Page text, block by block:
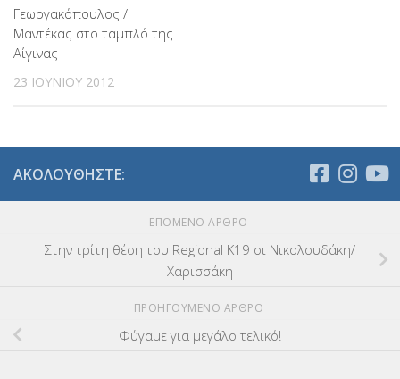
Γεωργακόπουλος /
Μαντέκας στο ταμπλό της
Αίγινας
23 ΙΟΥΝΊΟΥ 2012
ΑΚΟΛΟΥΘΉΣΤΕ:
ΕΠΌΜΕΝΟ ΆΡΘΡΟ
Στην τρίτη θέση του Regional K19 οι Νικολουδάκη/
Χαρισσάκη
ΠΡΟΗΓΟΎΜΕΝΟ ΆΡΘΡΟ
Φύγαμε για μεγάλο τελικό!